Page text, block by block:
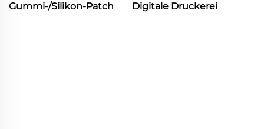
Gummi-/Silikon-Patch Digitale Druckerei